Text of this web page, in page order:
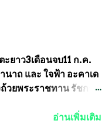
รือกับเลขาธิการคณะ
ท็จจริง เร่งให้มีคำ
นทุจริต กล่าวต่ออีกว่า
นือ ต้องส่งเสริมให้ผู้นำ
ผ่นดิน คณะกรรมการ
ยาว3เดือนจบ11 ก.ค.
าถ และ ใจฟ้า อะคาเด
วยพระราชทาน รัชกาล
ท พร้อมได้สิทธิ์ไปทัวร์
อ่านเพิ่มเติม